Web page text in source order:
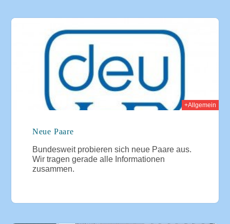
+Allgemein
Neue Paare
Bundesweit probieren sich neue Paare aus.
Wir tragen gerade alle Informationen
zusammen.